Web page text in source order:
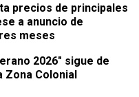
precios de principales
a anuncio de
meses
2026" sigue de
Zona Colonial